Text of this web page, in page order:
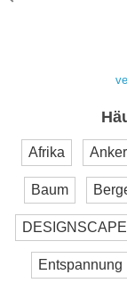
Afrika Anker
Baum
DESIGNSCAPE
Entspannung